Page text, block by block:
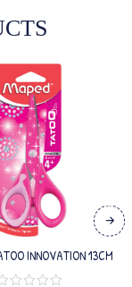
INNOVATION 13CM